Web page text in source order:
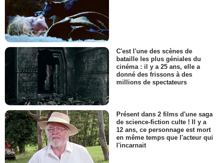
C'est l'une des scènes de
bataille les plus géniales du
cinéma : il y a 25 ans, elle a
donné des frissons à des
millions de spectateurs
Présent dans 2 films d'une saga
de science-fiction culte ! Il y a
12 ans, ce personnage est mort
en même temps que l'acteur qui
l'incarnait